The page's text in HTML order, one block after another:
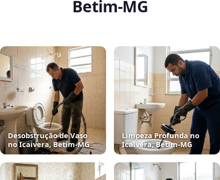
Betim‑MG
Desobstrução de Vaso
no Icaivera, Betim‑MG
Limpeza Profunda no
Icaivera, Betim‑MG